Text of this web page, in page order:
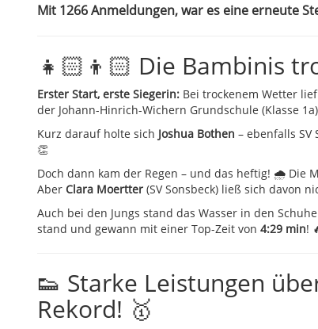
Mit 1266 Anmeldungen, war es eine erneute
👧🏻👦🏻 Die Bambinis
Erster Start, erste Siegerin: Bei trockenem Wetter lief
der Johann-Hinrich-Wichern Grundschule (Klasse
Kurz darauf holte sich Joshua Bothen – ebenfalls SV
👏
Doch dann kam der Regen – und das heftig! 🌧️ Die
Aber Clara Moertter (SV Sonsbeck) ließ sich davon
Auch bei den Jungs stand das Wasser in den
stand und gewann mit einer Top-Zeit von 4:29 min!
👟 Starke Leistungen
Rekord! 🥇